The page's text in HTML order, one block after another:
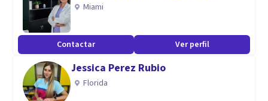
A su vez, soy perito de oficio en el Poder Judicial de la
Nación en los fueros civil y laboral y me encuentro
realizando una Posgrado de Especialización en evaluación
psicológica y Psicodiagnóstico (Hospital Tobar García). La
misma cuenta con orientación cognitiva y
Miami
Contactar Ver perfil
Jessica Perez Rubio
Florida